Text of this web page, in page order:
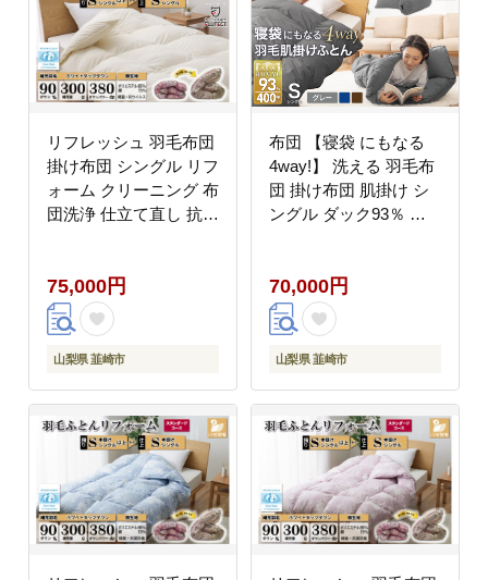
20743584]
リフレッシュ 羽毛布団
掛け布団 シングル リフ
ォーム クリーニング 布
団洗浄 仕立て直し 抗ウ
イボリー】 布団打ち直
し 布団リフォーム リフ
レッシュサービス 布団
羽毛 ふとん ダウン ダ
打ち直し 抗菌防臭 [川
村羽毛 山梨県 韮崎市
20743583]
75,000円
山梨県 韮崎市
布団 【寝袋 にもなる
4way!】 洗える 羽毛布
団 掛け布団 肌掛け シ
ングル ダック93％ グ
布団 ふとん アウトドア
寝袋 車中泊 キャンプ
防災 ふるさと納税
70,000円
山梨県 韮崎市